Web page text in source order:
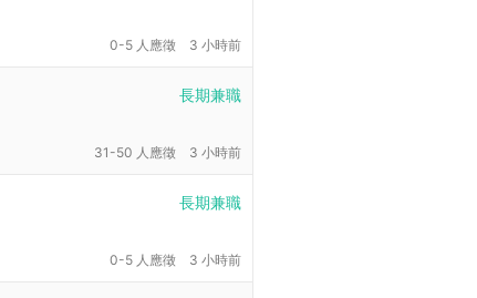
0-5 人應徵 3 小時前
長期兼職
31-50 人應徵 3 小時前
長期兼職
0-5 人應徵 3 小時前